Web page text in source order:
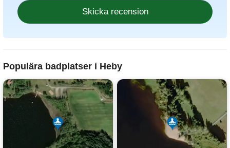
Populära badplatser i Heby